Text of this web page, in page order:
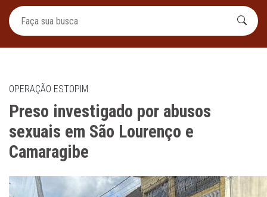
OPERAÇÃO ESTOPIM
Preso investigado por abusos
sexuais em São Lourenço e
Camaragibe